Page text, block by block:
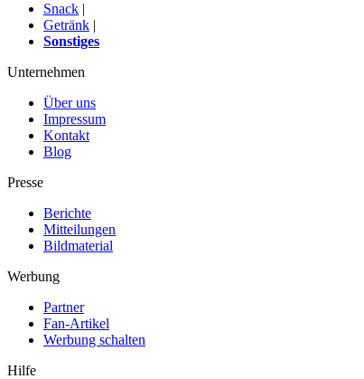
Snack |
Getränk |
Sonstiges
Unternehmen
Über uns
Impressum
Kontakt
Blog
Presse
Berichte
Mitteilungen
Bildmaterial
Werbung
Partner
Fan-Artikel
Werbung schalten
Hilfe